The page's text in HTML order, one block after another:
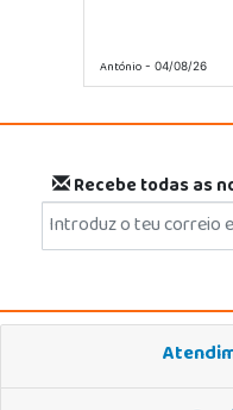
António- 04/08/26
Recebe todas as